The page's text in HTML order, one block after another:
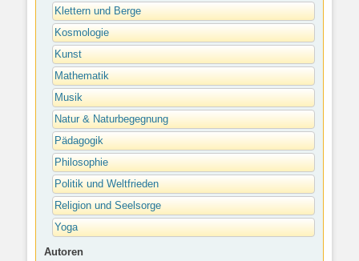
Klettern und Berge
Kosmologie
Kunst
Mathematik
Musik
Natur & Naturbegegnung
Pädagogik
Philosophie
Politik und Weltfrieden
Religion und Seelsorge
Yoga
Autoren